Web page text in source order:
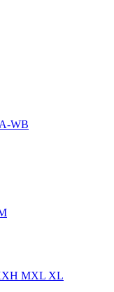
WB
MXL XL